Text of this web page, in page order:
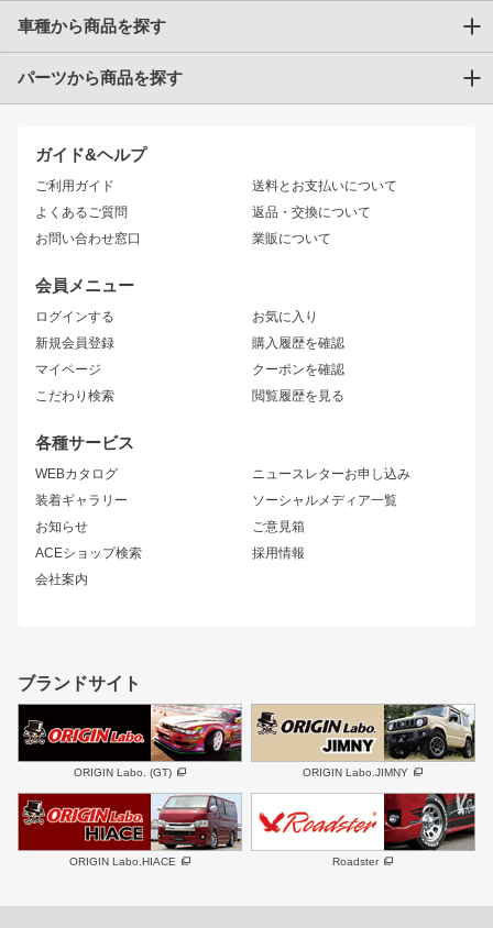
ガイド&ヘルプ
ご利用ガイド
よくあるご質問
お問い合わせ窓口
送料とお支払いについて
返品・交換について
業販について
会員メニュー
ログインする
新規会員登録
マイページ
こだわり検索
お気に入り
購入履歴を確認
クーポンを確認
閲覧履歴を見る
各種サービス
WEBカタログ
装着ギャラリー
お知らせ
ACEショップ検索
会社案内
ニュースレターお申し込み
ソーシャルメディア一覧
ご意見箱
採用情報
車種から商品を探す
トヨタ
JZX90 CHASER
JZX110 MARK II
JZX100 MARK II
JZX90 MARK II
トレノ
マークX
アリスト
ソアラ
アルテッツァ
ニッサン
S15 シルビア
S14 シルビア 後期
S13 シルビア
180SX
シルエイティ
ワンビア
ローレル
セフィーロ
キャラバン
スズキ
GS350
SC
スバル 三菱
デリカ D:5
軽自動車 汎用
パーツから商品を探す
エアロシリーズ
ドリフトライン
風神
雷神
レーシングライン
アタックライン
ストリームライン
リアウイング
ジムニーパーツ
ホイール
MUD-S7
MUD-SR7
まつど家 鉄漢
ボンネット
フェンダー
サイドパーツ
リアゲート
メンテナンスパーツ
ハイエースパーツ
ホイール
DAYTONA-RS
DAYTONA-RS NEO
エアロシリーズ
ブランドサイト
ORIGIN Labo. (GT) ORIGIN Labo.JIMNY
ORIGIN Labo.HIACE Roadster